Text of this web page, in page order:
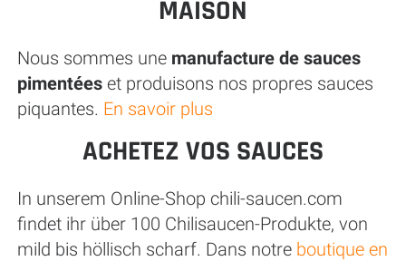
MAISON
Nous sommes une manufacture de sauces
pimentéeset produisons nos propres sauces
piquantes. En savoir plus
ACHETEZ VOS SAUCES
In unserem Online-Shop chili-saucen.com
findet ihr über 100 Chilisaucen-Produkte, von
mild bis höllisch scharf. Dans notre boutique en